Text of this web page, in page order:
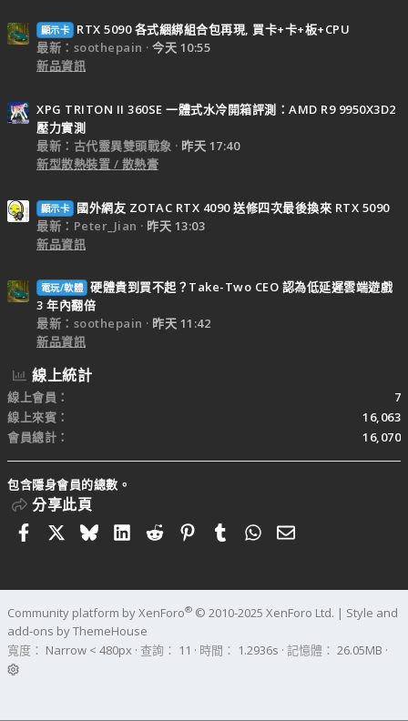
顯示卡
RTX 5090 各式綑綁組合包再現, 買卡+卡+板+CPU
最新：soothepain
今天 10:55
新品資訊
XPG TRITON II 360SE 一體式水冷開箱評測：AMD R9 9950X3D2
壓力實測
最新：古代靈異雙頭戰象
昨天 17:40
新型散熱裝置 / 散熱膏
顯示卡
國外網友 ZOTAC RTX 4090 送修四次最後換來 RTX 5090
最新：Peter_Jian
昨天 13:03
新品資訊
電玩/軟體 硬體貴到買不起？Take-Two CEO 認為低延遲雲端遊戲
3 年內翻倍
最新：soothepain
昨天 11:42
新品資訊
線上統計
線上會員
7
線上來賓
16,063
會員總計
16,070
包含隱身會員的總數。
分享此頁
FacebookBlueskyLinkedIn
RedditPinterestTumblrWhatsApp
電子郵件
Community platform by XenForo® © 2010-2025 XenForo Ltd. | Style and
add-ons by ThemeHouse
寬度
查詢 11 時間 1.2936s 記憶體 26.05MB